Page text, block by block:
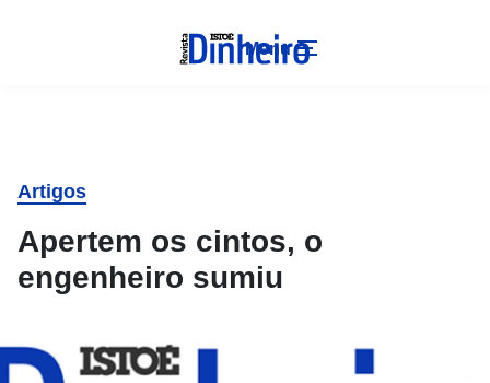
Menu
Artigos
Apertem os cintos, o
engenheiro sumiu